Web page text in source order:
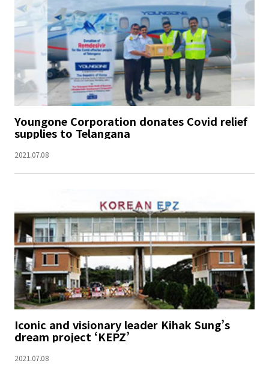
Youngone Corporation donates Covid relief
supplies to Telangana
2021.07.08
Iconic and visionary leader Kihak Sung’s
dream project ‘KEPZ’
2021.07.08